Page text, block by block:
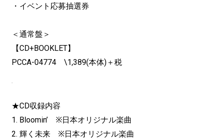
・イベント応募抽選券
＜通常盤＞
【CD+BOOKLET】
PCCA-04774 \1,389(本体)＋税
★CD収録内容
1. Bloomin’ ※日本オリジナル楽曲
2. 輝く未来 ※日本オリジナル楽曲